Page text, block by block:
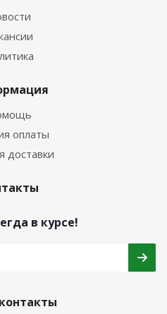
оплаты
доставки
в курсе!